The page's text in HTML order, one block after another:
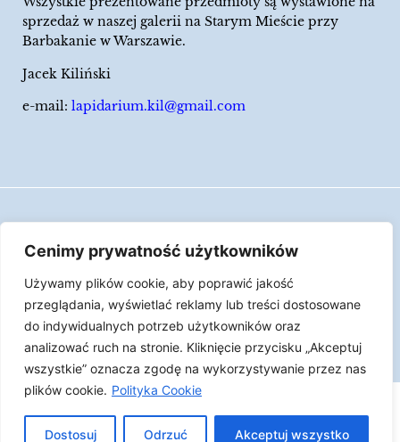
Cenimy prywatność użytkowników
Używamy plików cookie, aby poprawić jakość
przeglądania, wyświetlać reklamy lub treści dostosowane
do indywidualnych potrzeb użytkowników oraz
analizować ruch na stronie. Kliknięcie przycisku „Akceptuj
wszystkie” oznacza zgodę na wykorzystywanie przez nas
plików cookie. Polityka Cookie
Dostosuj Odrzuć Akceptuj wszystko
sprzedaż w naszej galerii na Starym Mieście przy
Barbakanie w Warszawie.
Jacek Kiliński
e-mail: lapidarium.kil@gmail.com
Polityka Cookies
LAPIDARIUM Jacka Kilińskiego | Człowiek jest
epizodem w życiu przedmiotów.
Made with ♥︎ by Skydoo